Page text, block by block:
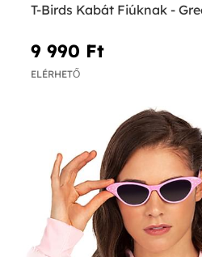
T-Birds Kabát Fiúknak -
9 990 Ft‎
ELÉRHETŐ